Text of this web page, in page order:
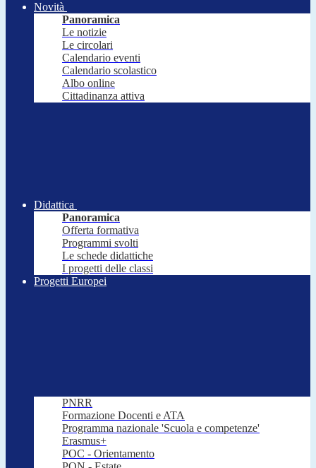
Novità
Panoramica
Le notizie
Le circolari
Calendario eventi
Calendario scolastico
Albo online
Cittadinanza attiva
Didattica
Panoramica
Offerta formativa
Programmi svolti
Le schede didattiche
I progetti delle classi
Progetti Europei
PNRR
Formazione Docenti e ATA
Programma nazionale 'Scuola e competenze'
Erasmus+
POC - Orientamento